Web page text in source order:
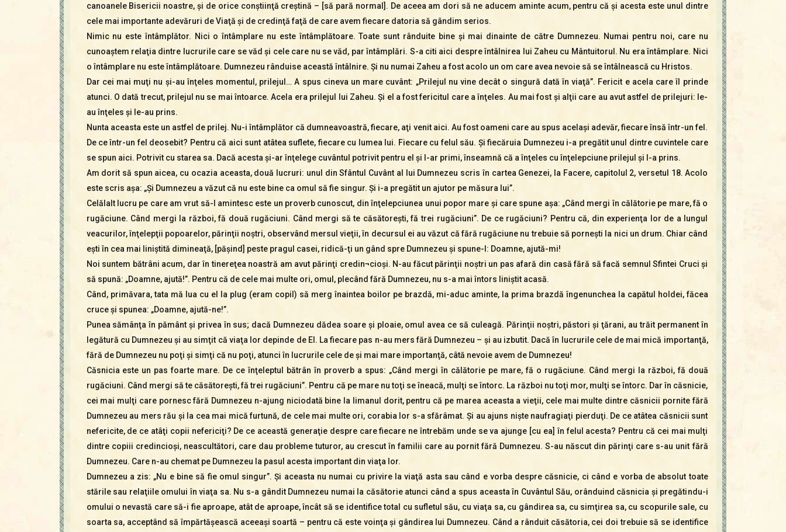
canoanele Bisericii noastre, şi de orice conştiinţă creştină – [să pară normal]. De aceea am dori să ne aducem aminte acum, pentru că şi acesta este unul dintre
cele mai importante adevăruri de Viaţă şi de credinţă faţă de care avem fiecare datoria să gândim serios.
Nimic nu este întâmplător. Nici o întâmplare nu este întâmplătoare. Toate sunt rânduite bine şi mai dinainte de către Dumnezeu. Numai pentru noi, care nu
cunoaştem relaţia dintre lucrurile care se văd şi cele care nu se văd, par întâmplări. S-a citi aici despre întâlnirea lui Zaheu cu Mântuitorul. Nu era întâmplare. Nici
o întâmplare nu este întâmplătoare. Dumnezeu rânduise această întâlnire. Şi nu numai Zaheu a fost acolo un om care avea nevoie să se întâlnească cu Hristos.
Dar cei mai muţi nu şi-au înţeles momentul, prilejul… A spus cineva un mare cuvânt: „Prilejul nu vine decât o singură dată în viaţă”. Fericit e acela care îl prinde
atunci. O dată trecut, prilejul nu se mai întoarce. Acela era prilejul lui Zaheu. Şi el a fost fericitul care a înţeles. Au mai fost şi alţii care au avut astfel de prilejuri: le-
au înţeles şi le-au prins.
Nunta aceasta este un astfel de prilej. Nu-i întâmplător că dumneavoastră, fiecare, aţi venit aici. Au fost oameni care au spus acelaşi adevăr, fiecare însă într-un fel.
De ce într-un fel deosebit? Pentru că aici sunt atâtea suflete, fiecare cu lumea lui. Fiecare cu felul său. Şi fiecăruia Dumnezeu i-a pregătit unul dintre cuvintele care
se spun aici. Potrivit cu starea sa. Dacă acesta şi-ar înţelege cuvântul potrivit pentru el şi l-ar primi, înseamnă că a înţeles cu înţelepciune prilejul şi l-a prins.
Am dorit să spun aicea, cu ocazia aceasta, două lucruri: unul din Sfântul Cuvânt al lui Dumnezeu scris în cartea Genezei, la Facere, capitolul 2, versetul 18. Acolo
este scris aşa: „Şi Dumnezeu a văzut că nu este bine ca omul să fie singur. Şi i-a pregătit un ajutor pe măsura lui”.
Celălalt lucru pe care am vrut să-l amintesc este un proverb cunoscut, din înţelepciunea unui popor mare şi care spune aşa: „Când mergi în călătorie pe mare, fă o
rugăciune. Când mergi la război, fă două rugăciuni. Când mergi să te căsătoreşti, fă trei rugăciuni”. De ce rugăciuni? Pentru că, din experienţa lor de a lungul
veacurilor, înţelepţii popoarelor, părinţii noştri, observând mersul vieţii, în decursul ei au văzut că fără rugăciune nu trebuie să porneşti la nici un drum. Chiar când
eşti în cea mai liniştită dimineaţă, [păşind] peste pragul casei, ridică-ţi un gând spre Dumnezeu şi spune-I: Doamne, ajută-mi!
Noi suntem bătrâni acum, dar în tinereţea noastră am avut părinţi credin¬cioşi. N-au făcut părinţii noştri un pas afară din casă fără să facă semnul Sfintei Cruci şi
să spună: „Doamne, ajută!”. Pentru că de cele mai multe ori, omul, plecând fără Dumnezeu, nu s-a mai întors liniştit acasă.
Când, primăvara, tata mă lua cu el la plug (eram copil) să merg înaintea boilor pe brazdă, mi-aduc aminte, la prima brazdă îngenunchea la capătul holdei, făcea
cruce şi spunea: „Doamne, ajută-ne!”.
Punea sămânţa în pământ şi privea în sus; dacă Dumnezeu dădea soare şi ploaie, omul avea ce să culeagă. Părinţii noştri, păstori şi ţărani, au trăit permanent în
legătură cu Dumnezeu şi au simţit că viaţa lor depinde de El. La fiecare pas n-au mers fără Dumnezeu – şi au izbutit. Dacă în lucrurile cele de mai mică importanţă,
fără de Dumnezeu nu poţi şi simţi că nu poţi, atunci în lucrurile cele de şi mai mare importanţă, câtă nevoie avem de Dumnezeu!
Căsnicia este un pas foarte mare. De ce înţeleptul bătrân în proverb a spus: „Când mergi în călătorie pe mare, fă o rugăciune. Când mergi la război, fă două
rugăciuni. Când mergi să te căsătoreşti, fă trei rugăciuni”. Pentru că pe mare nu toţi se îneacă, mulţi se întorc. La război nu toţi mor, mulţi se întorc. Dar în căsnicie,
cei mai mulţi care pornesc fără Dumnezeu n-ajung niciodată bine la limanul dorit, pentru că pe marea aceasta a vieţii, cele mai multe dintre căsnicii pornite fără
Dumnezeu au mers rău şi la cea mai mică furtună, de cele mai multe ori, corabia lor s-a sfărâmat. Şi au ajuns nişte naufragiaţi pierduţi. De ce atâtea căsnicii sunt
nefericite, de ce atâţi copii nefericiţi? De ce această generaţie despre care fiecare ne întrebăm unde se va ajunge [cu ea] în felul acesta? Pentru că cei mai mulţi
dintre copiii credincioşi, neascultători, care dau probleme tuturor, au crescut în familii care au pornit fără Dumnezeu. S-au născut din părinţi care s-au unit fără
Dumnezeu. Care n-au chemat pe Dumnezeu la pasul acesta important din viaţa lor.
Dumnezeu a zis: „Nu e bine să fie omul singur”. Şi aceasta nu numai cu privire la viaţă asta sau când e vorba despre căsnicie, ci când e vorba de absolut toate
stările sau relaţiile omului în viaţa sa. Nu s-a gândit Dumnezeu numai la căsătorie atunci când a spus aceasta în Cuvântul Său, orânduind căsnicia şi pregătindu-i
omului o nevastă care să-i fie aproape, atât de aproape, încât să se identifice total cu sufletul său, cu viaţa sa, cu gândirea sa, cu simţirea sa, cu scopurile sale, cu
soarta sa, acceptând să împărtăşească aceeaşi soartă – pentru că este voinţa şi gândirea lui Dumnezeu. Când a rânduit căsătoria, cei doi trebuie să se identifice